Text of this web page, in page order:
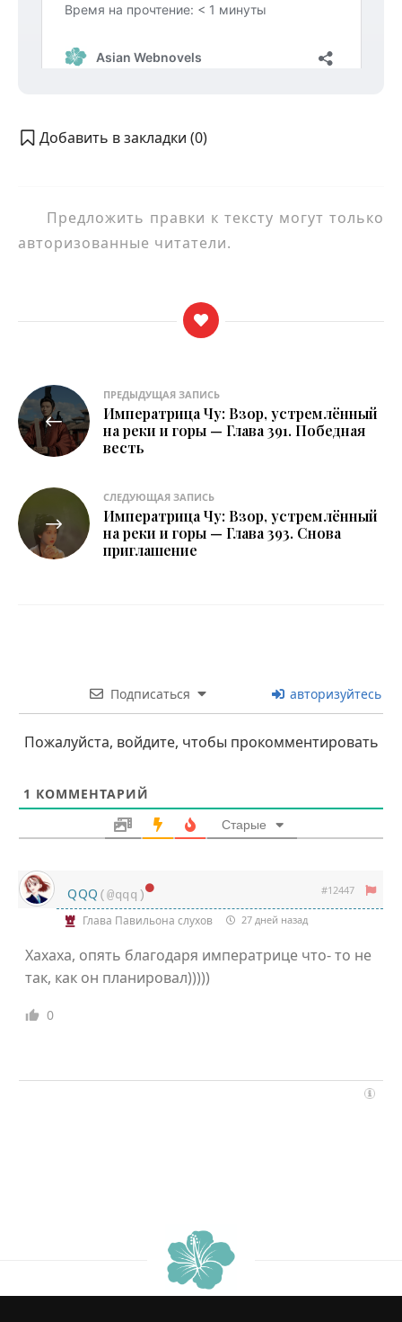
Добавить в закладки (0)
Предложить правки к тексту могут только
авторизованные читатели.
Навигация
по
записям
ПРЕДЫДУЩАЯ ЗАПИСЬ
Императрица Чу: Взор, устремлённый
на реки и горы — Глава 391. Победная
весть
СЛЕДУЮЩАЯ ЗАПИСЬ
Императрица Чу: Взор, устремлённый
на реки и горы — Глава 393. Снова
приглашение
Подписаться авторизуйтесь
Пожалуйста, войдите, чтобы прокомментировать
1 КОММЕНТАРИЙ
Старые
QQQ (@qqq) #12447
Глава Павильона слухов 27 дней назад
Хахаха, опять благодаря императрице что- то не
так, как он планировал)))))
0